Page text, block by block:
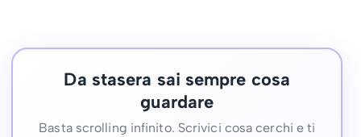
Da stasera sai sempre cosa
guardare
Basta scrolling infinito. Scrivici cosa cerchi e ti